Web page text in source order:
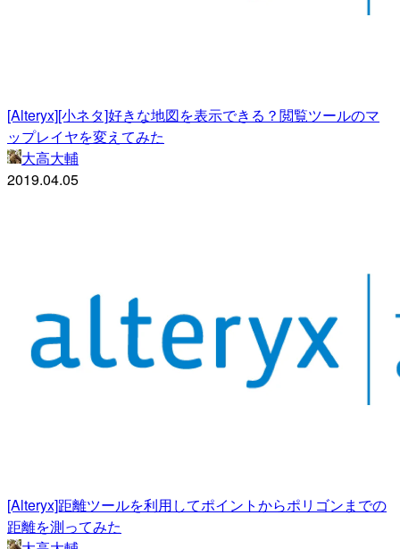
[Alteryx][小ネタ]好きな地図を表示できる？閲覧ツールのマ
ップレイヤを変えてみた
大高大輔
2019.04.05
[Alteryx]距離ツールを利用してポイントからポリゴンまでの
距離を測ってみた